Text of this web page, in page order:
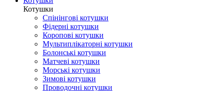
Котушки
Спінінгові котушки
Фідерні котушки
Коропові котушки
Мультиплікаторні котушки
Болонські котушки
Матчеві котушки
Морські котушки
Зимові котушки
Проводочні котушки